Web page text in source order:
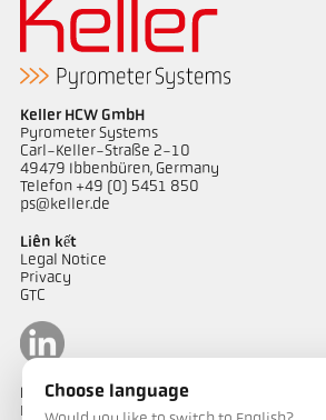
Keller HCW GmbH
Pyrometer Systems
Carl-Keller-Straße 2-10
49479 Ibbenbüren, Germany
Telefon +49 (0) 5451 850
ps@keller.de
Liên kết
Legal Notice
Privacy
GTC
Liên hệ
Bạn có câu hỏi về các giải pháp đo nhiệt độ
Choose language